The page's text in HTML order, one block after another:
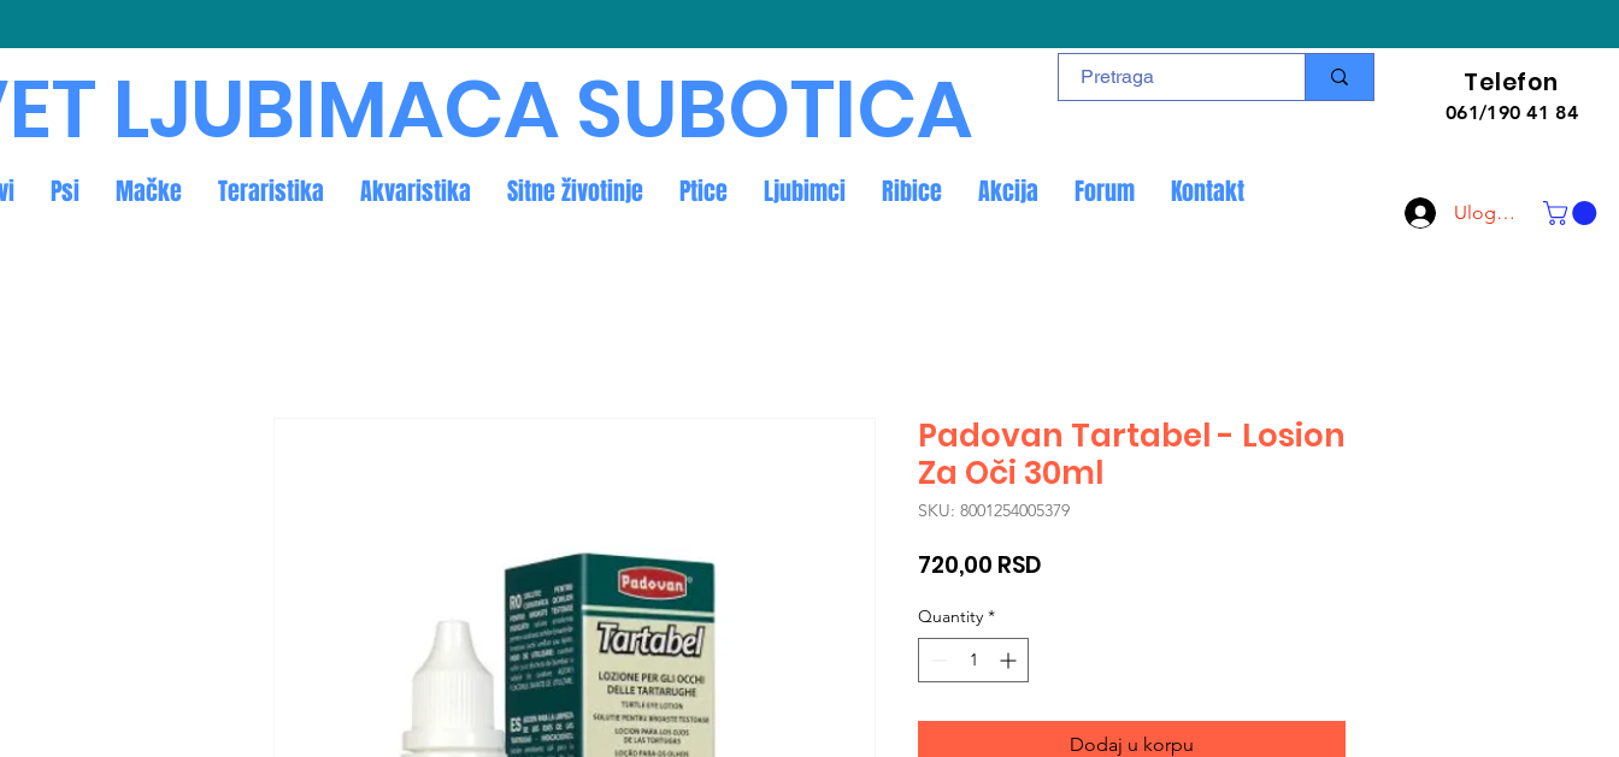
Telefon
061/190 41 84
Uloguj se
Psi Mačke Teraristika Akvaristika Sitne životinje Ptice Ljubimci Ribice Akcija Forum Kontakt
LJUBIMACA SUBOTICA
Padovan Tartabel - Losion
Za Oči 30ml
SKU: 8001254005379
720,00 RSD
Quantity *
Dodaj u korpu